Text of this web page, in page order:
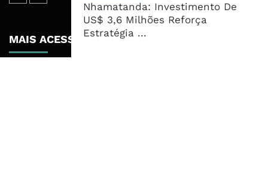
Nhamatanda: Investimento De
US$ 3,6 Milhões Reforça
Estratégia ...
MAIS ACESSADOS